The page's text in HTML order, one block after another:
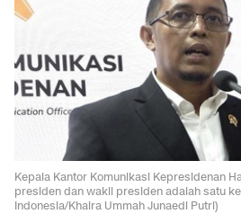
Kepala Kantor Komunikasi Kepresidenan
presiden dan wakil presiden adalah satu
Indonesia/Khaira Ummah Junaedi Putri)